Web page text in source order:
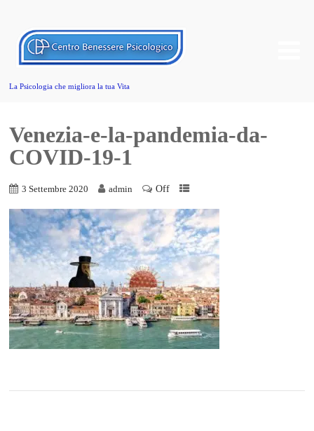
La Psicologia che migliora la tua Vita
Venezia-e-la-pandemia-da-
COVID-19-1
3 Settembre 2020 admin Off